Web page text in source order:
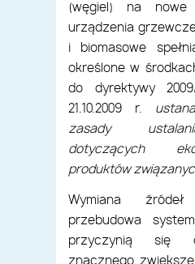
(węgiel) na nowe
urządzenia
i biomasowe
określone w
do dyrektywy
21.10.2009 r.
zasady
dotyczących
produktów
Wymiana
przebudowa
przyczynią się
znacznego